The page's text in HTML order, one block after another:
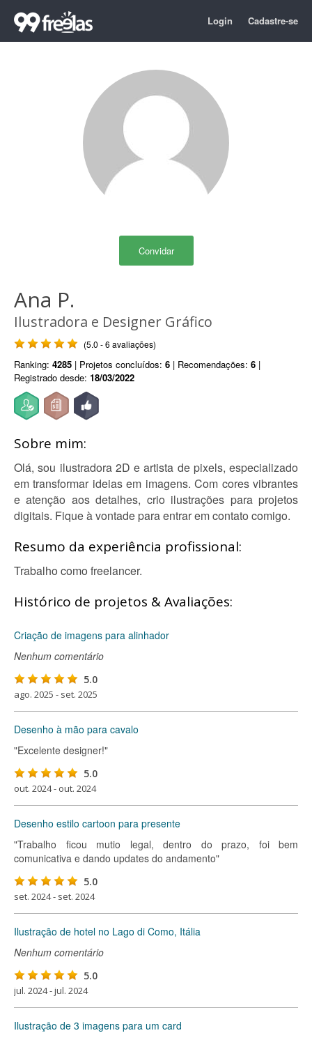
Login Cadastre-se
Convidar
Ana P.
Ilustradora e Designer Gráfico
(5.0 - 6 avaliações)
Ranking: 4285 | Projetos concluídos: 6 | Recomendações: 6 |
Registrado desde: 18/03/2022
Sobre mim:
Olá, sou ilustradora 2D e artista de pixels, especializado
em transformar ideias em imagens. Com cores vibrantes
e atenção aos detalhes, crio ilustrações para projetos
digitais. Fique à vontade para entrar em contato comigo.
Resumo da experiência profissional:
Trabalho como freelancer.
Histórico de projetos & Avaliações:
Criação de imagens para alinhador
Nenhum comentário
5.0
ago. 2025 - set. 2025
Desenho à mão para cavalo
"Excelente designer!"
5.0
out. 2024 - out. 2024
Desenho estilo cartoon para presente
"Trabalho ficou mutio legal, dentro do prazo, foi bem
comunicativa e dando updates do andamento"
5.0
set. 2024 - set. 2024
Ilustração de hotel no Lago di Como, Itália
Nenhum comentário
5.0
jul. 2024 - jul. 2024
Ilustração de 3 imagens para um card